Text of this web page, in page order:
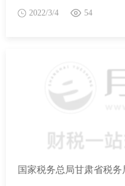
2022/3/4 54